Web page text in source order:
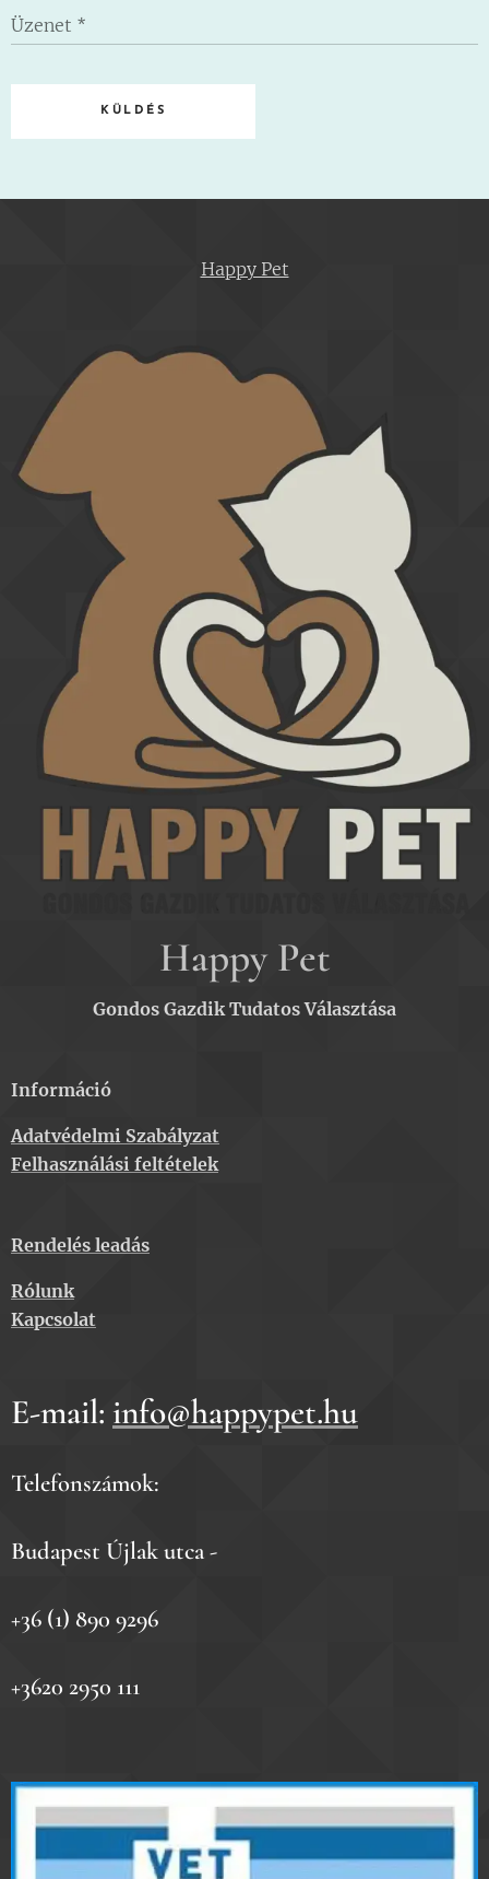
Üzenet
KÜLDÉS
Happy Pet
Happy Pet
Gondos Gazdik Tudatos Választása
Információ
Adatvédelmi Szabályzat
Felhasználási feltételek
Rendelés leadás
Rólunk
Kapcsolat
E-mail: info@happypet.hu
Telefonszámok:
Budapest Újlak utca -
+36 (1) 890 9296
+3620 2950 111